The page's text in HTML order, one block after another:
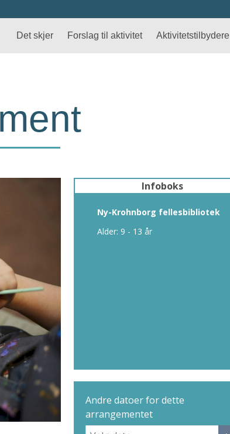
Det skjer Forslag til aktivitet Aktivitetstilbydere
Infoboks
Ny-Krohnborg fellesbibliotek
Alder: 9 - 13 år
Andre datoer for dette
arrangementet